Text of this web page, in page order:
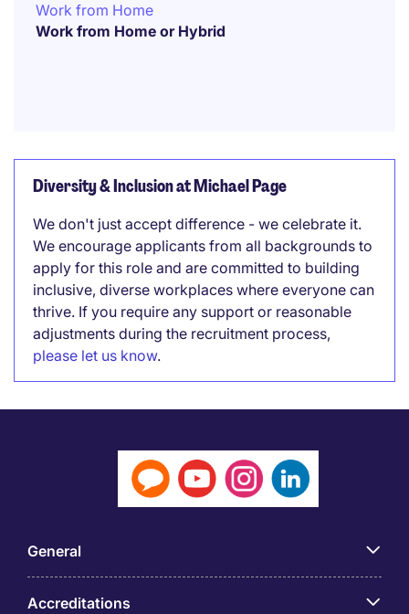
Work from Home
Work from Home or Hybrid
Diversity & Inclusion at Michael Page
We don't just accept difference - we celebrate it.
We encourage applicants from all backgrounds to
apply for this role and are committed to building
inclusive, diverse workplaces where everyone can
thrive. If you require any support or reasonable
adjustments during the recruitment process,
please let us know.
General
Accreditations